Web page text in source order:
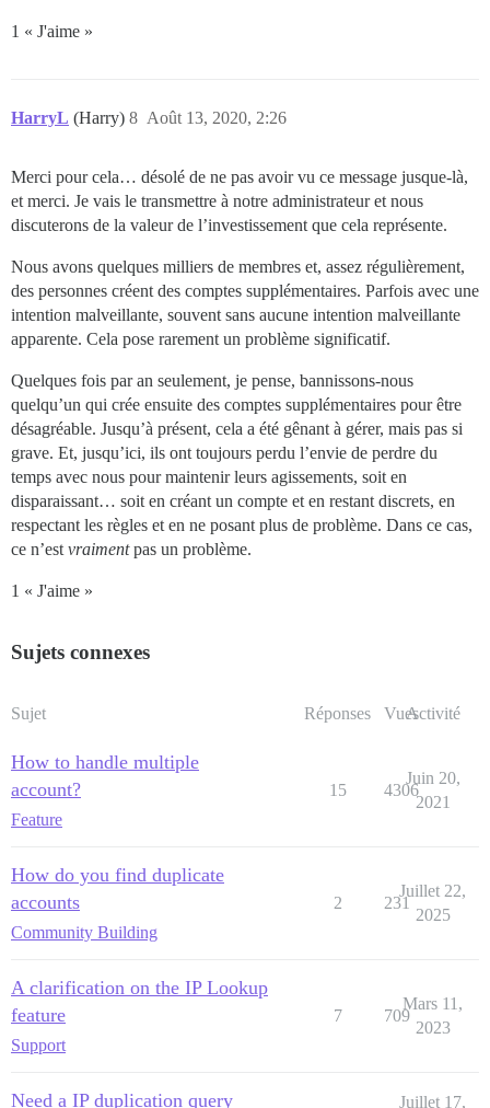
1 « J'aime »
HarryL (Harry) Août 13, 2020, 2:26
8
Merci pour cela… désolé de ne pas avoir vu ce message jusque-là,
et merci. Je vais le transmettre à notre administrateur et nous
discuterons de la valeur de l’investissement que cela représente.
Nous avons quelques milliers de membres et, assez régulièrement,
des personnes créent des comptes supplémentaires. Parfois avec une
intention malveillante, souvent sans aucune intention malveillante
apparente. Cela pose rarement un problème significatif.
Quelques fois par an seulement, je pense, bannissons-nous
quelqu’un qui crée ensuite des comptes supplémentaires pour être
désagréable. Jusqu’à présent, cela a été gênant à gérer, mais pas si
grave. Et, jusqu’ici, ils ont toujours perdu l’envie de perdre du
temps avec nous pour maintenir leurs agissements, soit en
disparaissant… soit en créant un compte et en restant discrets, en
respectant les règles et en ne posant plus de problème. Dans ce cas,
ce n’est vraimentpas un problème.
1 « J'aime »
Sujets connexes
Sujet Réponses VuesActivité
How to handle multiple
account?
Feature
15 4306
Juin 20,
2021
How do you find duplicate
accounts
Community Building
2 231
Juillet 22,
2025
A clarification on the IP Lookup
feature
Support
7 709
Mars 11,
2023
Need a IP duplication query Juillet 17,